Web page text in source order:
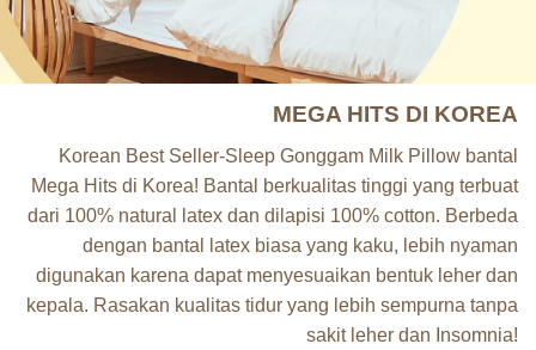
MEGA HITS DI KOREA
Korean Best Seller-Sleep Gonggam Milk Pillow bantal
Mega Hits di Korea! Bantal berkualitas tinggi yang terbuat
dari 100% natural latex dan dilapisi 100% cotton. Berbeda
dengan bantal latex biasa yang kaku, lebih nyaman
digunakan karena dapat menyesuaikan bentuk leher dan
kepala. Rasakan kualitas tidur yang lebih sempurna tanpa
sakit leher dan Insomnia!